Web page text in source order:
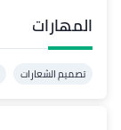
المهارات
تصميم الشعارات